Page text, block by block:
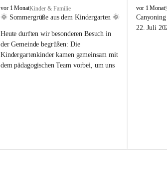
V
i
t
o
r
s
vor 1 MonatKinder & Familie
🌞 Sommergrüße aus dem Kindergarten 🌞
Heute durften wir besonderen Besuch in
der Gemeinde begrüßen: Die
Kindergartenkinder kamen gemeinsam mit
dem pädagogischen Team vorbei, um uns
V
i
k
vor 1 Monat
22. Juli